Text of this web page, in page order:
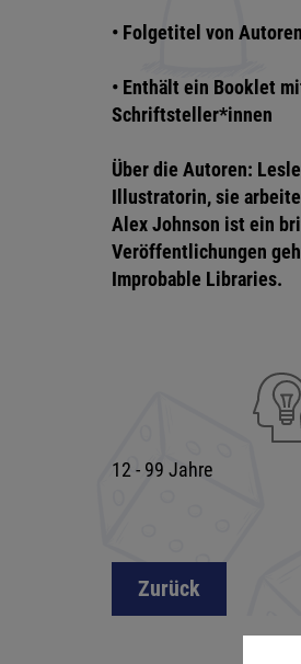
• Folgetitel von
• Enthält ein Booklet
Schriftsteller*innen
Über die Autoren:
Illustratorin, sie
Alex Johnson ist ein
Veröffentlichungen
Improbable Libraries.
12 - 99 Jahre
Zurück